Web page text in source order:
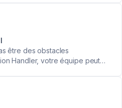
être des obstacles
Handler, votre équipe peut